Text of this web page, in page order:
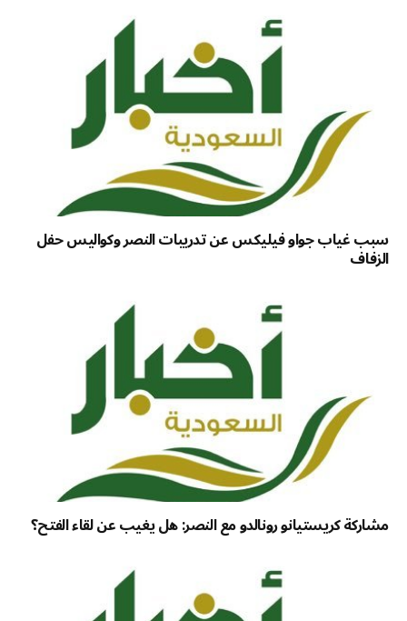
سبب غياب جواو فيليكس عن تدريبات النصر وكواليس حفل
الزفاف
مشاركة كريستيانو رونالدو مع النصر: هل يغيب عن لقاء الفتح؟